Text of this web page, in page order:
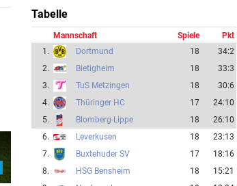
Tabelle
Mannschaft Spiele
Pkt
1.
Dortmund 18
34:2
2.
Bietigheim 18
33:3
3.
TuS Metzingen 18
30:6
4.
Thüringer HC 17
24:10
5.
Blomberg-Lippe 18
26:10
6.
Leverkusen 18
23:13
7.
Buxtehuder SV 17
18:16
8.
HSG Bensheim 18
15:21